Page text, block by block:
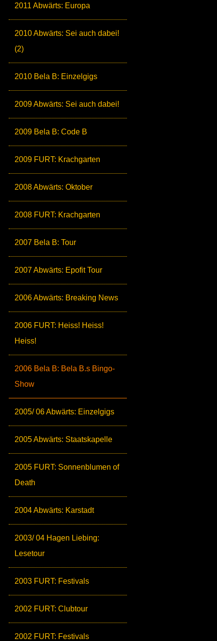
2011 Abwärts: Europa
2010 Abwärts: Sei auch dabei!
(2)
2010 Bela B: Einzelgigs
2009 Abwärts: Sei auch dabei!
2009 Bela B: Code B
2009 FURT: Krachgarten
2008 Abwärts: Oktober
2008 FURT: Krachgarten
2007 Bela B: Tour
2007 Abwärts: Epofit Tour
2006 Abwärts: Breaking News
2006 FURT: Heiss! Heiss!
Heiss!
2006 Bela B: Bela B.s Bingo-
Show
2005/ 06 Abwärts: Einzelgigs
2005 Abwärts: Staatskapelle
2005 FURT: Sonnenblumen of
Death
2004 Abwärts: Karstadt
2003/ 04 Hagen Liebing:
Lesetour
2003 FURT: Festivals
2002 FURT: Clubtour
2002 FURT: Festivals